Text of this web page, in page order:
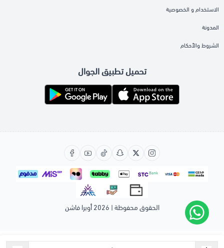
الاستخدام و الخصوصية
المدونة
الشروط والأحكام
تحميل تطبيق الجوال
الحقوق محفوظة | 2026 أوبرا فاشن